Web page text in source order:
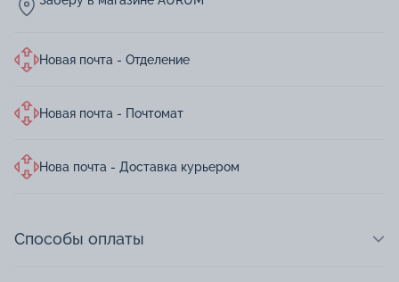
Новая почта - Отделение
Новая почта - Почтомат
Нова почта - Доставка курьером
Способы оплаты